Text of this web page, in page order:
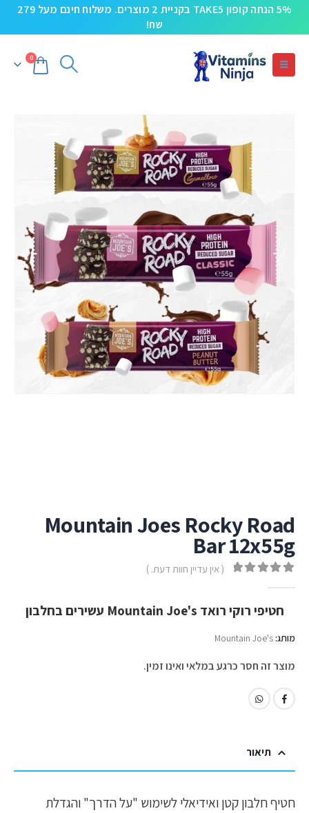
5% הנחה קופון TAKE5 בקניית 2 מוצרים. משלוח חינם מעל 279
שח!
0
Mountain Joes Rocky Road
Bar 12x55g
( אין עדיין חוות דעת. )
חטיפי רוקי רואד Mountain Joe's עשירים בחלבון
מותג:Mountain Joe's
מוצר זה חסר כרגע במלאי ואינו זמין.
תיאור
חטיף חלבון קטן ואידיאלי לשימוש "על הדרך" והגדלת